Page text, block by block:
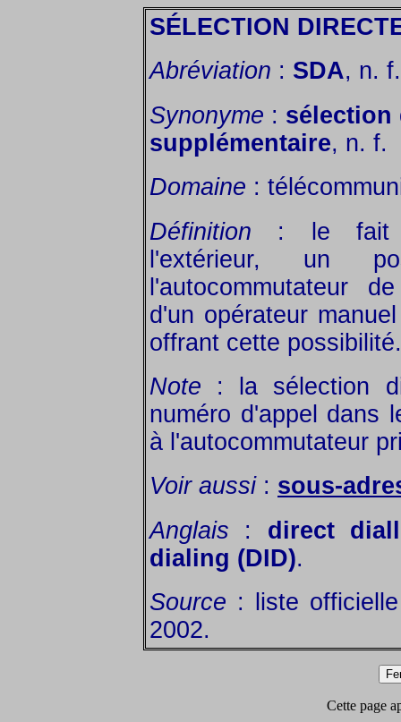
SÉLECTION
Abréviation : SDA, n. f.
Synonyme : sélection
supplémentaire, n. f.
Domaine :
Définition : le fait
l'extérieur, un
l'autocommutateur
d'un opérateur
offrant cette possibilité.
Note : la sélection
numéro d'appel dans
à l'autocommutateur
Voir aussi: sous-
Anglais : direct
dialing (DID).
Source : liste
2002.
Cette page